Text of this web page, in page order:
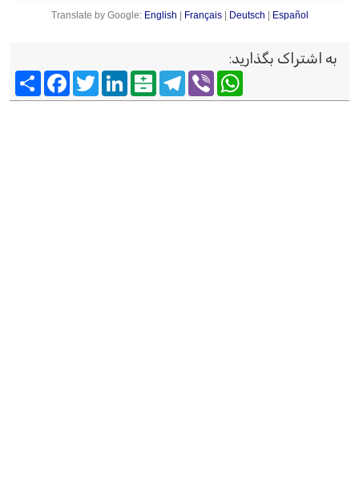
Translate by Google: English | Français| Deutsch | Español
به اشتراک بگذارید:
FacebookTwitter
LinkedInBalatarin
TelegramViber
WhatsApp